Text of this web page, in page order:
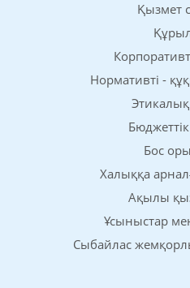
Қызмет
Нормативті -
Бос
Халыққа
Ақылы
Ұсыныстар
Сыбайлас